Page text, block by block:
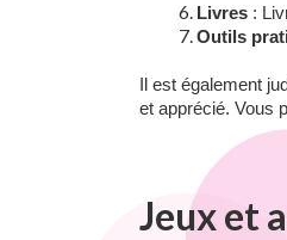
Livres :
Outils
Il est également
et apprécié. Vous
Jeux et